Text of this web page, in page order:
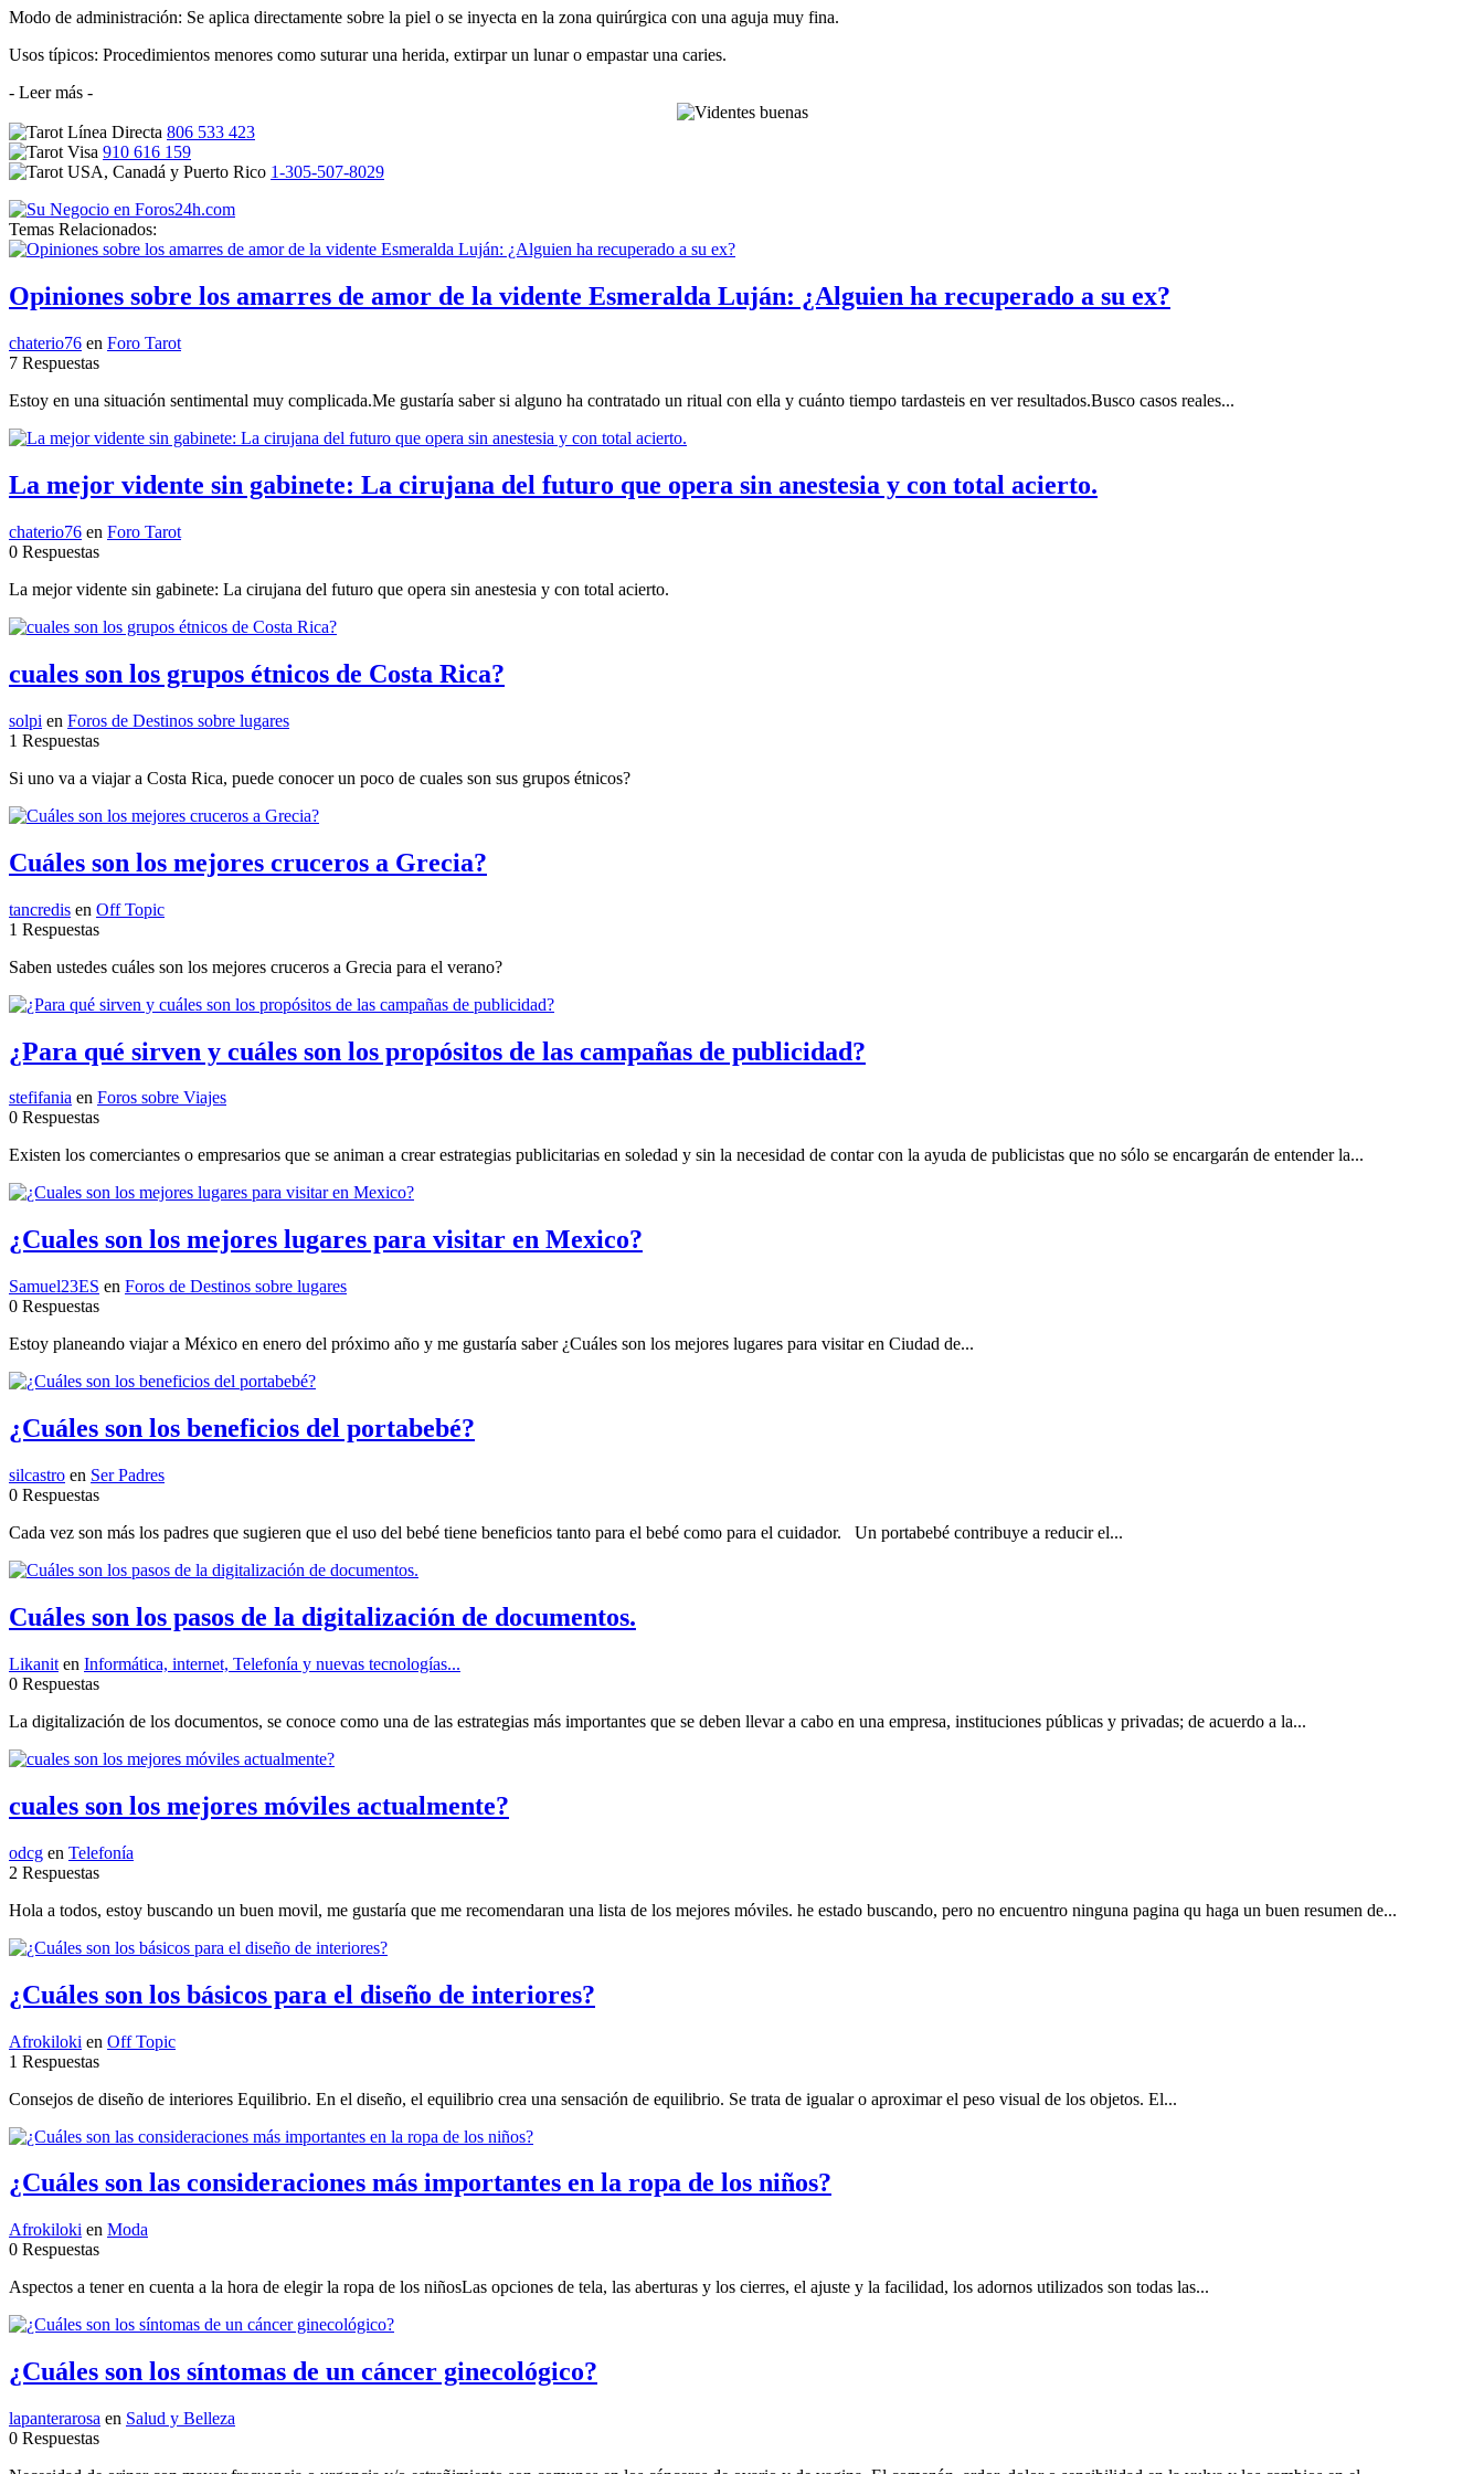
Modo de administración: Se aplica directamente sobre la piel o se inyecta en la zona quirúrgica con una aguja muy fina.
Usos típicos: Procedimientos menores como suturar una herida, extirpar un lunar o empastar una caries.
- Leer más -
806 533 423
910 616 159
1-305-507-8029
Temas Relacionados:
Opiniones sobre los amarres de amor de la vidente Esmeralda Luján: ¿Alguien ha recuperado a su ex?
chaterio76 en Foro Tarot
7 Respuestas
Estoy en una situación sentimental muy complicada.Me gustaría saber si alguno ha contratado un ritual con ella y cuánto tiempo tardasteis en ver resultados.Busco casos reales...
La mejor vidente sin gabinete: La cirujana del futuro que opera sin anestesia y con total acierto.
chaterio76 en Foro Tarot
0 Respuestas
La mejor vidente sin gabinete: La cirujana del futuro que opera sin anestesia y con total acierto.
cuales son los grupos étnicos de Costa Rica?
solpi en Foros de Destinos sobre lugares
1 Respuestas
Si uno va a viajar a Costa Rica, puede conocer un poco de cuales son sus grupos étnicos?
Cuáles son los mejores cruceros a Grecia?
tancredis en Off Topic
1 Respuestas
Saben ustedes cuáles son los mejores cruceros a Grecia para el verano?
¿Para qué sirven y cuáles son los propósitos de las campañas de publicidad?
stefifania en Foros sobre Viajes
0 Respuestas
Existen los comerciantes o empresarios que se animan a crear estrategias publicitarias en soledad y sin la necesidad de contar con la ayuda de publicistas que no sólo se encargarán de entender la...
¿Cuales son los mejores lugares para visitar en Mexico?
Samuel23ES en Foros de Destinos sobre lugares
0 Respuestas
Estoy planeando viajar a México en enero del próximo año y me gustaría saber ¿Cuáles son los mejores lugares para visitar en Ciudad de...
¿Cuáles son los beneficios del portabebé?
silcastro en Ser Padres
0 Respuestas
Cada vez son más los padres que sugieren que el uso del bebé tiene beneficios tanto para el bebé como para el cuidador. Un portabebé contribuye a reducir el...
Cuáles son los pasos de la digitalización de documentos.
Likanit en Informática, internet, Telefonía y nuevas tecnologías...
0 Respuestas
La digitalización de los documentos, se conoce como una de las estrategias más importantes que se deben llevar a cabo en una empresa, instituciones públicas y privadas; de acuerdo a la...
cuales son los mejores móviles actualmente?
odcg en Telefonía
2 Respuestas
Hola a todos, estoy buscando un buen movil, me gustaría que me recomendaran una lista de los mejores móviles. he estado buscando, pero no encuentro ninguna pagina qu haga un buen resumen de...
¿Cuáles son los básicos para el diseño de interiores?
Afrokiloki en Off Topic
1 Respuestas
Consejos de diseño de interiores Equilibrio. En el diseño, el equilibrio crea una sensación de equilibrio. Se trata de igualar o aproximar el peso visual de los objetos. El...
¿Cuáles son las consideraciones más importantes en la ropa de los niños?
Afrokiloki en Moda
0 Respuestas
Aspectos a tener en cuenta a la hora de elegir la ropa de los niñosLas opciones de tela, las aberturas y los cierres, el ajuste y la facilidad, los adornos utilizados son todas las...
¿Cuáles son los síntomas de un cáncer ginecológico?
lapanterarosa en Salud y Belleza
0 Respuestas